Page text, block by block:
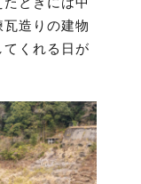
造りの建物
くれる日が